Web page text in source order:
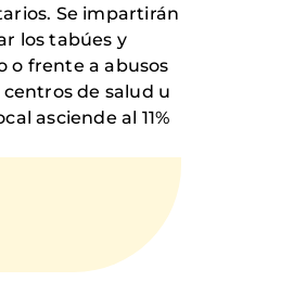
Se impartirán
los tabúes y
o frente a abusos
de salud u
asciende al 11%